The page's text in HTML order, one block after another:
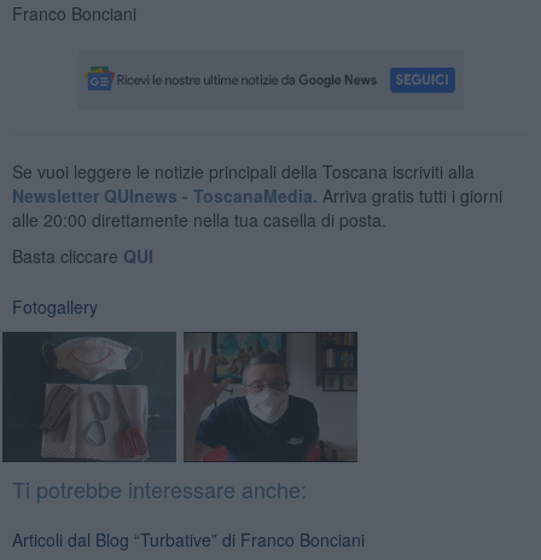
Franco Bonciani
Se vuoi leggere le notizie principali della Toscana iscriviti alla
Newsletter QUInews - ToscanaMedia. Arriva gratis tutti i giorni
alle 20:00 direttamente nella tua casella di posta.
Basta cliccare QUI
Fotogallery
Ti potrebbe interessare anche:
Articoli dal Blog “Turbative” di Franco Bonciani